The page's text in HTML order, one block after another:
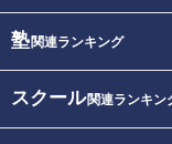
塾関連ランキング
スクール関連ランキン